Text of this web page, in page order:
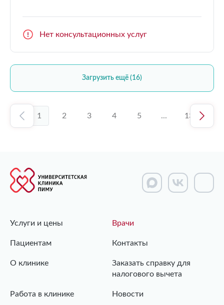
Нет консультационных услуг
Загрузить ещё (16)
1 2 3 4 5 ... 13
Услуги и цены Врачи
Пациентам Контакты
О клинике
Заказать справку для
налогового вычета
Работа в клинике Новости